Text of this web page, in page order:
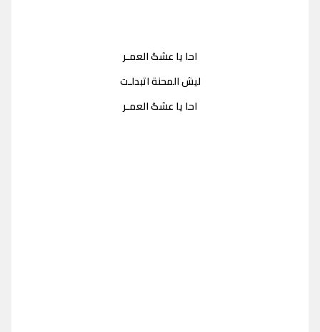
احا يا عشگ العمـر
ليش المحنة اتبدلـت
احا يا عشگ العمـر